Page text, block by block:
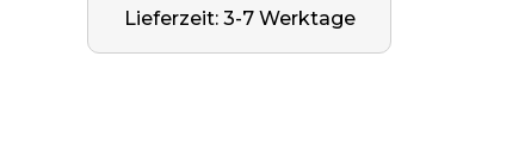
Lieferzeit: 3-7 Werktage